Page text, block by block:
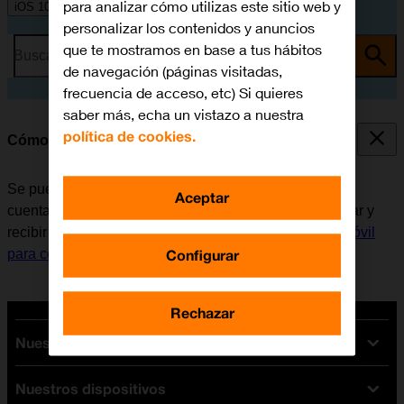
iOS 10.0
Busca por problema o tema
Cómo escribir y enviar correo electrónico
Se puede enviar y recibir correo electrónico desde las
cuentas de correo electrónico del móvil. Antes de enviar y
recibir correo electrónico, es necesarioconfigurar el móvil
para correo electrónico
Nuestras tarifas
Tarifas Orange
Nuestros dispositivos
para analizar cómo utilizas este sitio web y
personalizar los contenidos y anuncios
que te mostramos en base a tus hábitos
de navegación (páginas visitadas,
frecuencia de acceso, etc) Si quieres
saber más, echa un vistazo a nuestra
política de cookies.
Configurar
Rechazar
Aceptar